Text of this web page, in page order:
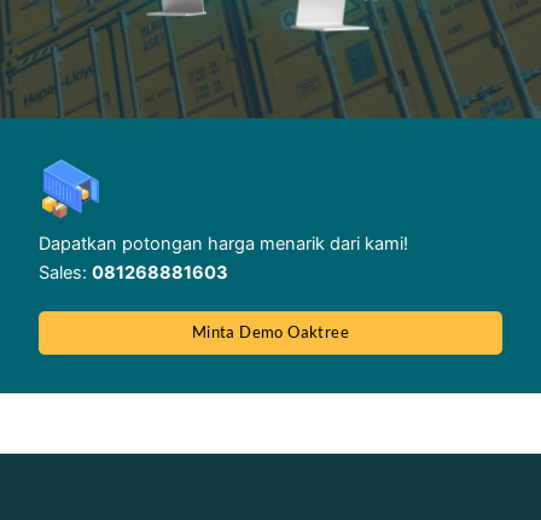
Dapatkan potongan harga menarik dari kami!
Sales: 081268881603
Minta Demo Oaktree